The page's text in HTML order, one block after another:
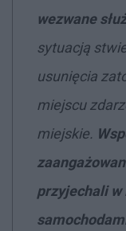
wezwane
sytuacją
usunięcia
miejscu
miejskie.
przyjechali w